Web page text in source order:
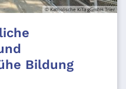
© Katholische KiTa gGmbH Trier
Bildung